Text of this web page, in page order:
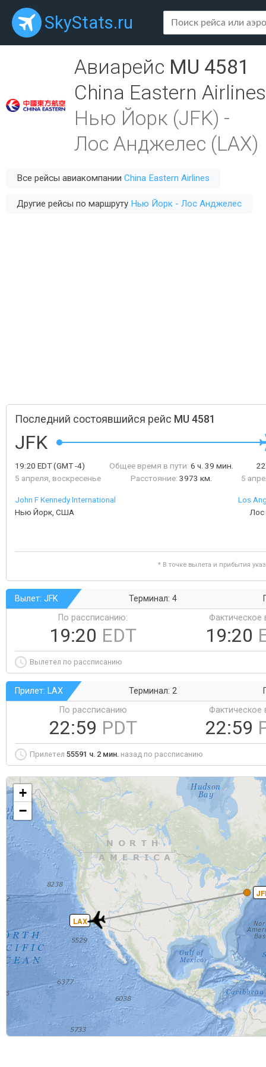
SkyStats.ru
Авиарейс MU 4581
China Eastern Airlines
Нью Йорк (JFK) -
Лос Анджелес (LAX)
Все рейсы авиакомпании China Eastern Airlines
Другие рейсы по маршруту Нью Йорк - Лос Анджелес
Последний состоявшийся рейс MU 4581
JFK
19:20 EDT(GMT -4)
5 апреля, воскресенье
Общее время в пути: 6 ч. 39 мин.
Расстояние: 3973 км.
5
John F Kennedy International
Нью Йорк, США
Los
* В точке вылета и прибытия
Вылет: JFK Терминал: 4
По рассписанию:
19:20 EDT
Фактическое
19:20
Вылетел по рассписанию
Прилет: LAX Терминал: 2
По рассписанию
22:59 PDT
Фактическое
22:59
Прилетел 55591 ч. 2 мин. назад по рассписанию
LAX
+
−